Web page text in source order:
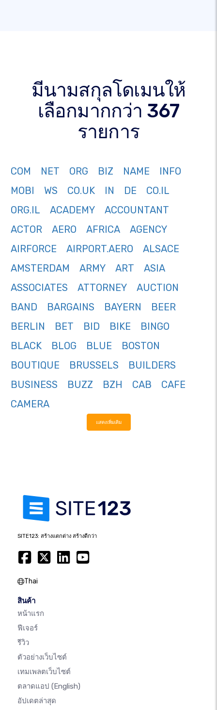
มีนามสกุลโดเมนให้
เลือกมากกว่า 367
รายการ
COM NET ORG BIZ NAME
INFO
MOBI
WS CO.UK IN DE
CO.IL
ORG.IL
ACADEMY
ACCOUNTANT
ACTOR
AERO AFRICA
AGENCY
AIRFORCE
AIRPORT.AERO
ALSACE
AMSTERDAM
ARMY ART
ASIA
ASSOCIATES
ATTORNEY
AUCTION
BAND
BARGAINS BAYERN
BEER
BERLIN
BET BID BIKE
BINGO
BLACK
BLOG BLUE
BOSTON
BOUTIQUE
BRUSSELS
BUILDERS
BUSINESS
BUZZ BZH CAB
CAFE
CAMERA
แสดงเพิ่มเติม
SITE123: สร้างแตกต่าง สร้างดีกว่า
Thai
สินค้า
หน้าแรก
ฟีเจอร์
รีวิว
ตัวอย่างเว็บไซต์
เทมเพลตเว็บไซต์
ตลาดแอป (English)
อัปเดตล่าสุด